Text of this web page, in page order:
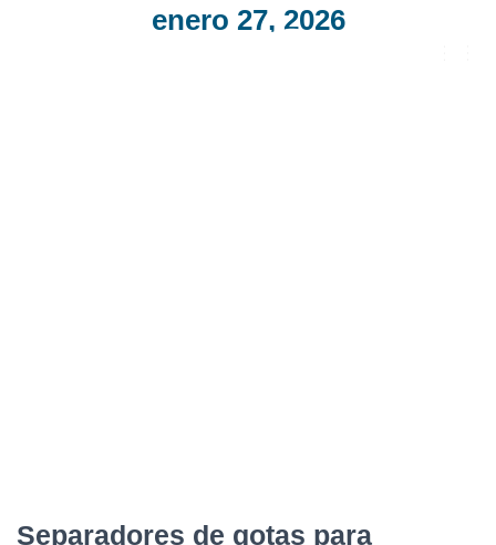
enero 27, 2026
Separadores de gotas para